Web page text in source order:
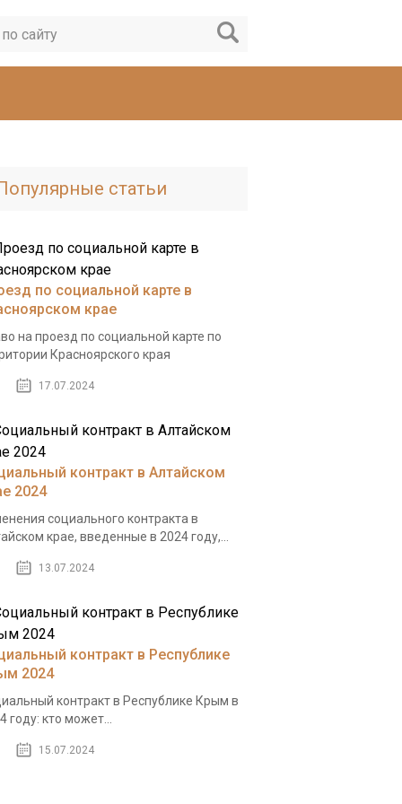
статьи
по социальной карте в
крае
на проезд по социальной карте по
Красноярского края
17.07.2024
контракт в Алтайском
2024
социального контракта в
крае, введенные в 2024 году,...
13.07.2024
контракт в Республике
2024
контракт в Республике Крым в
году: кто может...
15.07.2024